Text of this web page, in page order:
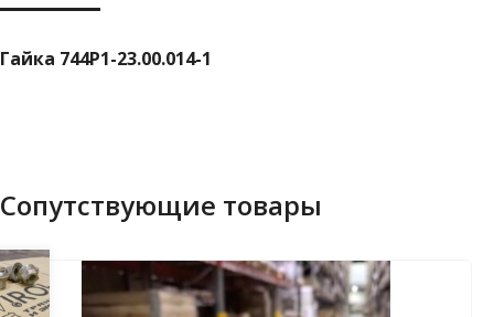
Гайка 744Р1-23.00.014-1
Сопутствующие товары